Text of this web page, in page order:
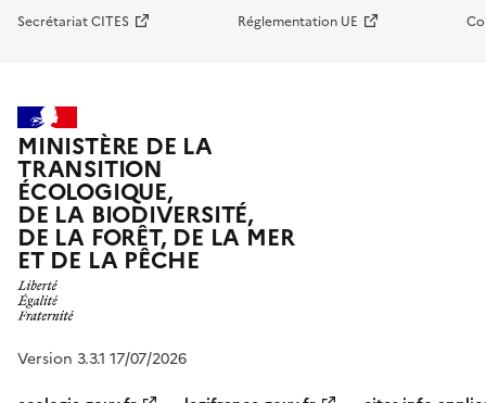
Secrétariat CITES Réglementation UE
MINISTÈRE DE LA
TRANSITION
ÉCOLOGIQUE,
DE LA BIODIVERSITÉ,
DE LA FORÊT, DE LA MER
ET DE LA PÊCHE
Version 3.3.1 17/07/2026